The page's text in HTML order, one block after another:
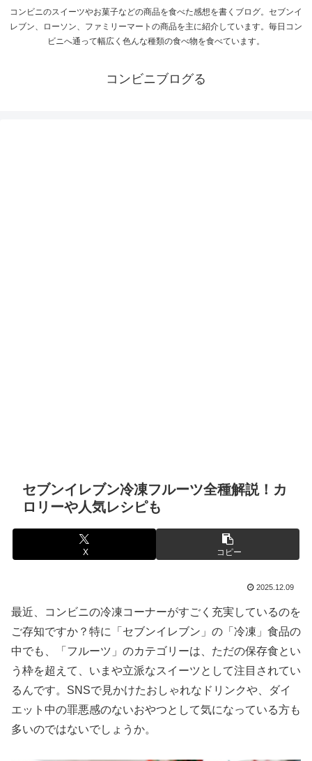
コンビニのスイーツやお菓子などの商品を食べた感想を書くブログ。セブンイ
レブン、ローソン、ファミリーマートの商品を主に紹介しています。毎日コン
ビニへ通って幅広く色んな種類の食べ物を食べています。
コンビニブログる
セブンイレブン冷凍フルーツ全種解説！カ
ロリーや人気レシピも
X コピー
2025.12.09
最近、コンビニの冷凍コーナーがすごく充実しているのを
ご存知ですか？特に「セブンイレブン」の「冷凍」食品の
中でも、「フルーツ」のカテゴリーは、ただの保存食とい
う枠を超えて、いまや立派なスイーツとして注目されてい
るんです。SNSで見かけたおしゃれなドリンクや、ダイ
エット中の罪悪感のないおやつとして気になっている方も
多いのではないでしょうか。